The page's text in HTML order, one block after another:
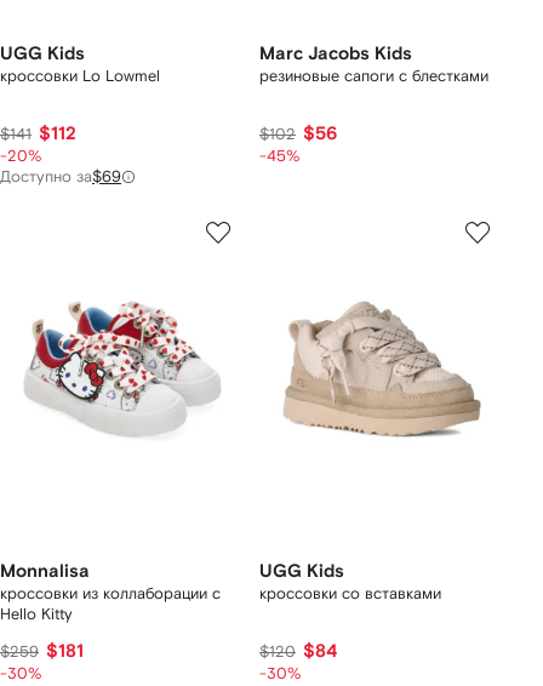
UGG Kids
кроссовки Lo Lowmel
$141 $112
-20%
Доступно за$69
Marc Jacobs Kids
резиновые сапоги с блестками
$102 $56
-45%
Monnalisa
кроссовки из коллаборации с
Hello Kitty
$259 $181
-30%
UGG Kids
кроссовки со вставками
$120 $84
-30%